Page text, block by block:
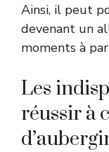
Ainsi, il peut
devenant un
moments à
Les
réussir à